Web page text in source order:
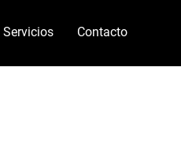
Servicios Contacto